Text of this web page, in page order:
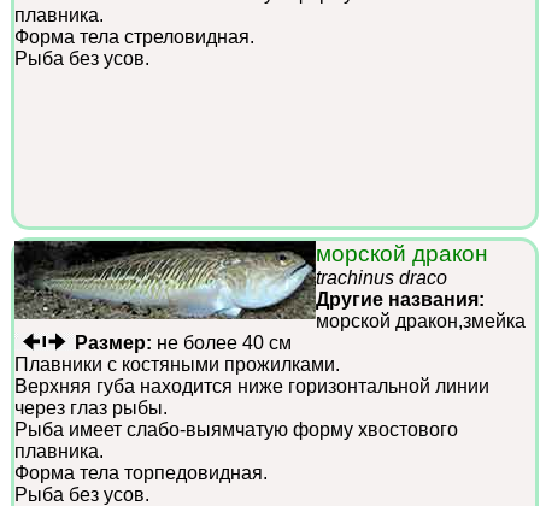
плавника.
Форма тела стреловидная.
Рыба без усов.
морской дракон
trachinus draco
Другие названия:
морской дракон,змейка
Размер: не более 40 см
Плавники с костяными прожилками.
Верхняя губа находится ниже горизонтальной линии
через глаз рыбы.
Рыба имеет слабо-выямчатую форму хвостового
плавника.
Форма тела торпедовидная.
Рыба без усов.